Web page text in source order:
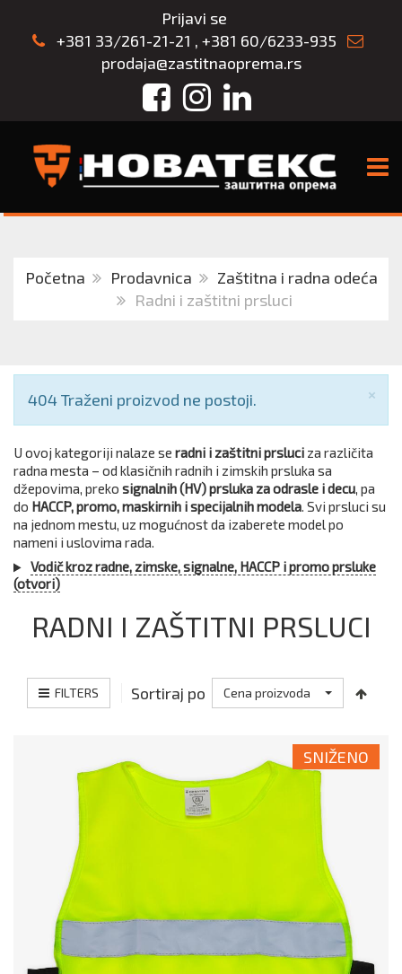
Prijavi se
+381 33/261-21-21 , +381 60/6233-935
prodaja@zastitnaoprema.rs
FacebookInstagram
LinkedIn
Početna Prodavnica
Zaštitna i radna odeća
Radni i zaštitni prsluci
×
Obaveštenje
404 Traženi proizvod ne postoji.
U ovoj kategoriji nalaze se radni i zaštitni prsluci za različita
radna mesta – od klasičnih radnih i zimskih prsluka sa
džepovima, preko signalnih (HV) prsluka za odrasle i decu, pa
do HACCP, promo, maskirnih i specijalnih modela. Svi prsluci su
na jednom mestu, uz mogućnost da izaberete model po
nameni i uslovima rada.
Vodič kroz radne, zimske, signalne, HACCP i promo prsluke
(otvori)
RADNI I ZAŠTITNI PRSLUCI
FILTERS Sortiraj po Cena proizvoda
SNIŽENO